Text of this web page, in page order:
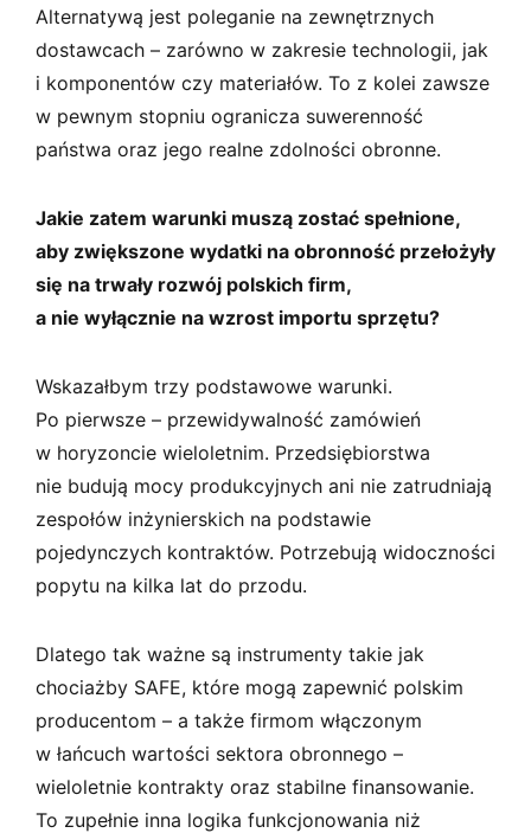
Alternatywą jest poleganie na zewnętrznych
dostawcach – zarówno w zakresie technologii, jak
i komponentów czy materiałów. To z kolei zawsze
w pewnym stopniu ogranicza suwerenność
państwa oraz jego realne zdolności obronne.
Jakie zatem warunki muszą zostać spełnione,
aby zwiększone wydatki na obronność przełożyły
się na trwały rozwój polskich firm,
a nie wyłącznie na wzrost importu sprzętu?
Wskazałbym trzy podstawowe warunki.
Po pierwsze – przewidywalność zamówień
w horyzoncie wieloletnim. Przedsiębiorstwa
nie budują mocy produkcyjnych ani nie zatrudniają
zespołów inżynierskich na podstawie
pojedynczych kontraktów. Potrzebują widoczności
popytu na kilka lat do przodu.
Dlatego tak ważne są instrumenty takie jak
chociażby SAFE, które mogą zapewnić polskim
producentom – a także firmom włączonym
w łańcuch wartości sektora obronnego –
wieloletnie kontrakty oraz stabilne finansowanie.
To zupełnie inna logika funkcjonowania niż